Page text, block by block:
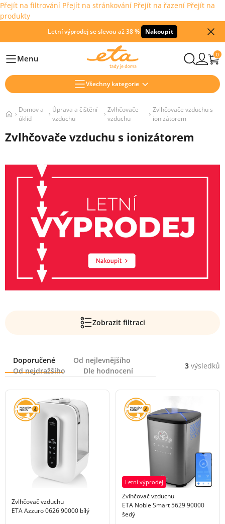
Přejít na filtrování Přejít na stránkování Přejít na řazení Přejít na
produkty
Letní výprodej se slevou až 38 % Nakoupit
HlavníMenu 0
Všechny kategorie
Domov a
úklid
Úprava a čištění
vzduchu
Zvlhčovače
vzduchu
Zvlhčovače vzduchu s
ionizátorem
Zvlhčovače vzduchu s ionizátorem
Zobrazit filtraci
Řazení
Doporučené
Od nejlevnějšího
Od nejdražšího
Dle hodnocení
3 výsledků
Zvlhčovač vzduchu
ETA Azzuro 0626 90000 bílý
Letní výprodej
Zvlhčovač vzduchu
ETA Noble Smart 5629 90000
šedý